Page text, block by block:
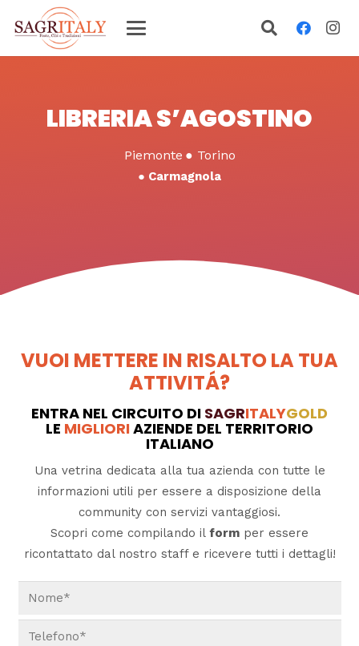
LIBRERIA S’AGOSTINO
Piemonte ● Torino
● Carmagnola
VUOI METTERE IN RISALTO LA TUA
ATTIVITÁ?
ENTRA NEL CIRCUITO DI SAGRITALYGOLD
LE MIGLIORIAZIENDE DEL TERRITORIO
ITALIANO
Una vetrina dedicata alla tua azienda con tutte le
informazioni utili per essere a disposizione della
community con servizi vantaggiosi.
Scopri come compilando il form per essere
ricontattato dal nostro staff e ricevere tutti i dettagli!